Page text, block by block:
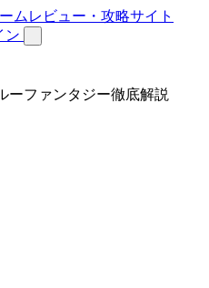
ン
ーファンタジー徹底解説